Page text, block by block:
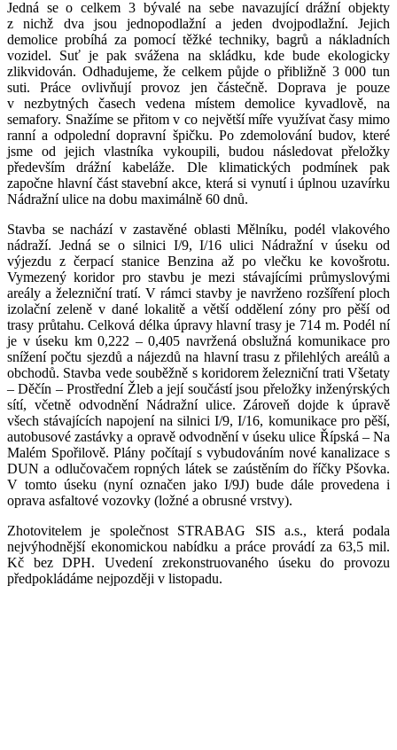
Jedná se o celkem 3 bývalé na sebe navazující drážní objekty
z nichž dva jsou jednopodlažní a jeden dvojpodlažní. Jejich
demolice probíhá za pomocí těžké techniky, bagrů a nákladních
vozidel. Suť je pak svážena na skládku, kde bude ekologicky
zlikvidován. Odhadujeme, že celkem půjde o přibližně 3 000 tun
suti. Práce ovlivňují provoz jen částečně. Doprava je pouze
v nezbytných časech vedena místem demolice kyvadlově, na
semafory. Snažíme se přitom v co největší míře využívat časy mimo
ranní a odpolední dopravní špičku. Po zdemolování budov, které
jsme od jejich vlastníka vykoupili, budou následovat přeložky
především drážní kabeláže. Dle klimatických podmínek pak
započne hlavní část stavební akce, která si vynutí i úplnou uzavírku
Nádražní ulice na dobu maximálně 60 dnů.
Stavba se nachází v zastavěné oblasti Mělníku, podél vlakového
nádraží. Jedná se o silnici I/9, I/16 ulici Nádražní v úseku od
výjezdu z čerpací stanice Benzina až po vlečku ke kovošrotu.
Vymezený koridor pro stavbu je mezi stávajícími průmyslovými
areály a železniční tra­tí. V rámci stavby je navrženo rozšíření ploch
izolační zeleně v dané lokalitě a větší oddělení zóny pro pěší od
trasy průtahu. Celková délka úpravy hlavní trasy je 714 m. Podél ní
je v úseku km 0,222 – 0,405 navržená obslužná komunikace pro
snížení počtu sjezdů a nájezdů na hlavní trasu z přilehlých areálů a
obchodů. Stavba vede souběžně s koridorem železniční trati Všetaty
– Děčín – Pro­střední Žleb a její součástí jsou přeložky inženýrských
sítí, včetně od­vodnění Nádražní ulice. Zároveň dojde k úpravě
všech stávajících napojení na silnici I/9, I/16, komunikace pro pěší,
autobusové zastávky a opravě odvodnění v úseku ulice Řípská – Na
Malém Spořilově. Plány počítají s vybudováním nové kanalizace s
DUN a odlučovačem ropných látek se zaústěním do říčky Pšovka.
V tomto úseku (nyní označen jako I/9J) bude dále prove­dena i
oprava asfaltové vozovky (ložné a obrusné vrstvy).
Zhotovitelem je společnost STRABAG SIS a.s., která podala
nejvýhodnější ekonomickou nabídku a práce provádí za 63,5 mil.
Kč bez DPH. Uvedení zrekonstruovaného úseku do provozu
předpokládáme nejpozději v listopadu.